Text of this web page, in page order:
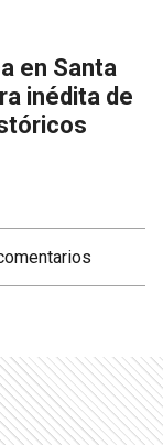
en Santa
inédita de